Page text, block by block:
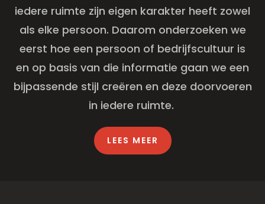
iedere ruimte zijn eigen karakter heeft zowel
als elke persoon. Daarom onderzoeken we
eerst hoe een persoon of bedrijfscultuur is
en op basis van die informatie gaan we een
bijpassende stijl creëren en deze doorvoeren
in iedere ruimte.
LEES MEER